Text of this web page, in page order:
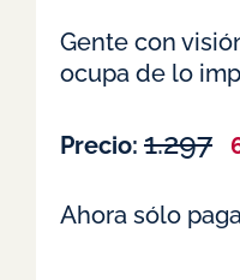
Gente con
ocupa de lo
Precio: 1.297
Ahora sólo